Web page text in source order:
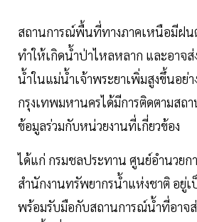
สถานการณ์พื้นที่ทางภาคเหนือมีฝ
ทำให้เกิดน้ำป่าไหลหลาก และอาจ
น้ำในแม่น้ำเจ้าพระยาเพิ่มสูงขึ้นอย่า
กรุงเทพมหานครได้มีการติดตามสถ
ข้อมูลร่วมกับหน่วยงานที่เกี่ยวข้อง
ได้แก่ กรมชลประทาน ศูนย์อำนวยก
สำนักงานทรัพยากรน้ำแห่งชาติ อยู่เ
พร้อมรับมือกับสถานการณ์น้ำที่อาจ